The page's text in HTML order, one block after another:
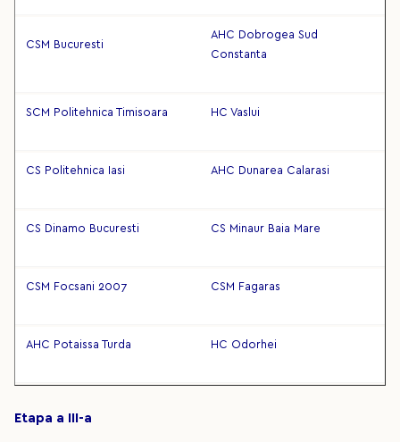
CSM Bucuresti
AHC Dobrogea Sud
Constanta
SCM Politehnica Timisoara HC Vaslui
CS Politehnica Iasi AHC Dunarea Calarasi
CS Dinamo Bucuresti CS Minaur Baia Mare
CSM Focsani 2007 CSM Fagaras
AHC Potaissa Turda HC Odorhei
Etapa a III-a